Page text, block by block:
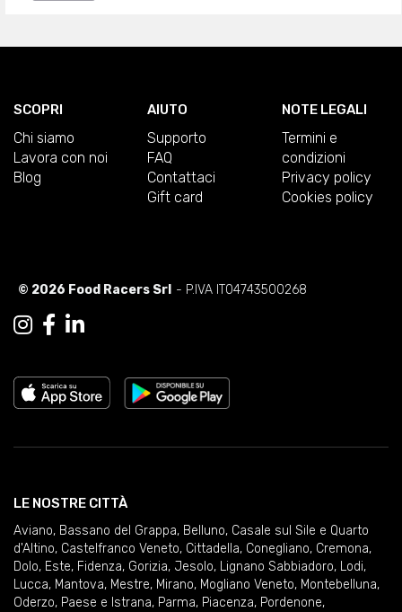
SCOPRI
Chi siamo
Lavora con noi
Blog
AIUTO
Supporto
FAQ
Contattaci
Gift card
NOTE LEGALI
Termini e
condizioni
Privacy policy
Cookies policy
© 2026 Food Racers Srl - P.IVA IT04743500268
LE NOSTRE CITTÀ
Aviano, Bassano del Grappa, Belluno, Casale sul Sile e Quarto
d'Altino, Castelfranco Veneto, Cittadella, Conegliano, Cremona,
Dolo, Este, Fidenza, Gorizia, Jesolo, Lignano Sabbiadoro, Lodi,
Lucca, Mantova, Mestre, Mirano, Mogliano Veneto, Montebelluna,
Oderzo, Paese e Istrana, Parma, Piacenza, Pordenone,